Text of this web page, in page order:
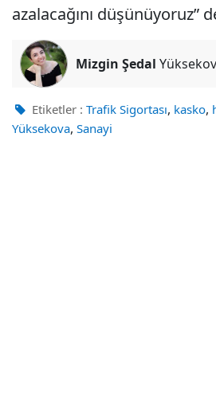
azalacağını düşünüyoruz”
Mizgin Şedal
Etiketler : Trafik Sigortası, kasko,
Yüksekova, Sanayi